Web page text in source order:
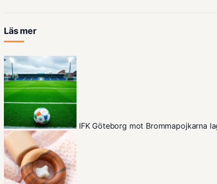
Läs mer
IFK Göteborg mot Brommapojkarna